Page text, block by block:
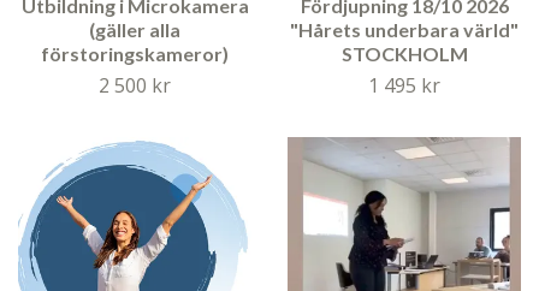
Utbildning i Microkamera
(gäller alla
förstoringskameror)
2 500 kr
Fördjupning 18/10 2026
"Hårets underbara värld"
STOCKHOLM
1 495 kr